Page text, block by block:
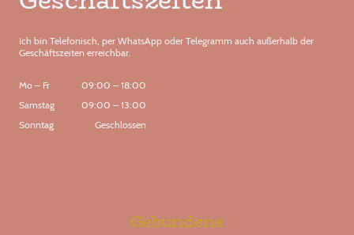
Ich bin Telefonisch, per WhatsApp oder Telegramm auch außerhalb der
Geschäftszeiten erreichbar.
Mo – Fr 09:00 – 18:00
Samstag
09:00 – 13:00
Sonntag
Geschlossen
Gebundene